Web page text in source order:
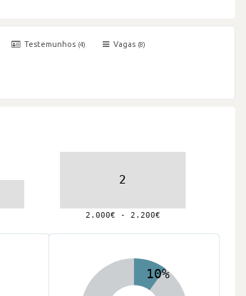
Testemunhos (4) Vagas (8)